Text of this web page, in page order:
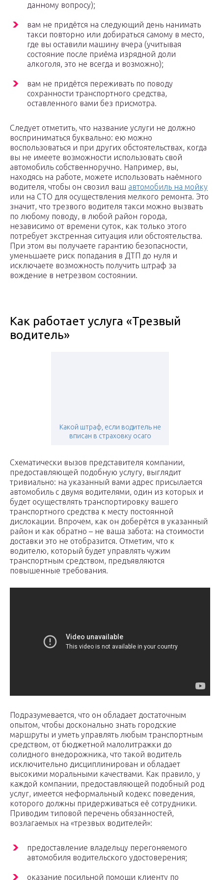
данному вопросу);
вам не придётся на следующий день нанимать
такси повторно или добираться самому в место,
где вы оставили машину вчера (учитывая
состояние после приёма изрядной доли
алкоголя, это не всегда и возможно);
вам не придётся переживать по поводу
сохранности транспортного средства,
оставленного вами без присмотра.
Следует отметить, что название услуги не должно
восприниматься буквально: ею можно
воспользоваться и при других обстоятельствах, когда
вы не имеете возможности использовать свой
автомобиль собственноручно. Например, вы,
находясь на работе, можете использовать наёмного
водителя, чтобы он свозил ваш автомобиль на мойку
или на СТО для осуществления мелкого ремонта. Это
значит, что трезвого водителя такси можно вызвать
по любому поводу, в любой район города,
независимо от времени суток, как только этого
потребует экстренная ситуация или обстоятельства.
При этом вы получаете гарантию безопасности,
уменьшаете риск попадания в ДТП до нуля и
исключаете возможность получить штраф за
вождение в нетрезвом состоянии.
Как работает услуга «Трезвый
водитель»
Какой штраф, если водитель не
вписан в страховку осаго
Схематически вызов представителя компании,
предоставляющей подобную услугу, выглядит
тривиально: на указанный вами адрес присылается
автомобиль с двумя водителями, один из которых и
будет осуществлять транспортировку вашего
транспортного средства к месту постоянной
дислокации. Впрочем, как он доберётся в указанный
район и как обратно – не ваша забота: на стоимости
доставки это не отобразится. Отметим, что к
водителю, который будет управлять чужим
транспортным средством, предъявляются
повышенные требования.
Подразумевается, что он обладает достаточным
опытом, чтобы досконально знать городские
маршруты и уметь управлять любым транспортным
средством, от бюджетной малолитражки до
солидного внедорожника, что такой водитель
исключительно дисциплинирован и обладает
высокими моральными качествами. Как правило, у
каждой компании, предоставляющей подобный род
услуг, имеется неформальный кодекс поведения,
которого должны придерживаться её сотрудники.
Приводим типовой перечень обязанностей,
возлагаемых на «трезвых водителей»:
предоставление владельцу перегоняемого
автомобиля водительского удостоверения;
оказание посильной помощи клиенту по